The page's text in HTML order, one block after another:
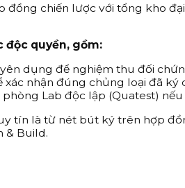
chiến lược với tổng kho
độc quyền, gồm:
dụng để nghiệm thu đối
nhận đúng chủng loại đã ký
Lab độc lập (Quatest)
tín là từ nét bút ký trên hợp
& Build.